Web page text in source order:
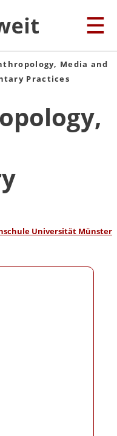
Media and
Practices